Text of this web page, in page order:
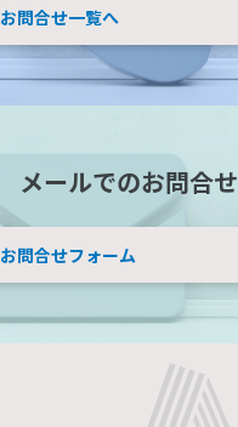
お問合せ一覧へ
メールでのお問合せ
お問合せフォーム